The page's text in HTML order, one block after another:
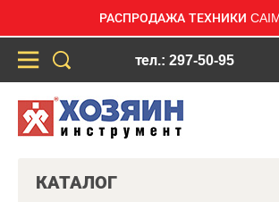
РАСПРОДАЖА ТЕХНИКИ
тел.: 297-50-95
КАТАЛОГ